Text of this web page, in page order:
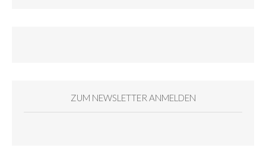
ZUM NEWSLETTER ANMELDEN